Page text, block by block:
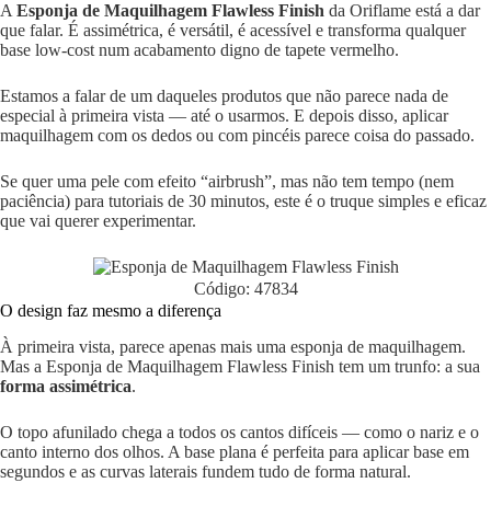
A Esponja de Maquilhagem Flawless Finish da Oriflame está a dar
que falar. É assimétrica, é versátil, é acessível e transforma qualquer
base low-cost num acabamento digno de tapete vermelho.
Estamos a falar de um daqueles produtos que não parece nada de
especial à primeira vista — até o usarmos. E depois disso, aplicar
maquilhagem com os dedos ou com pincéis parece coisa do passado.
Se quer uma pele com efeito “airbrush”, mas não tem tempo (nem
paciência) para tutoriais de 30 minutos, este é o truque simples e eficaz
que vai querer experimentar.
Código: 47834
O design faz mesmo a diferença
À primeira vista, parece apenas mais uma esponja de maquilhagem.
Mas a Esponja de Maquilhagem Flawless Finish tem um trunfo: a sua
forma assimétrica.
O topo afunilado chega a todos os cantos difíceis — como o nariz e o
canto interno dos olhos. A base plana é perfeita para aplicar base em
segundos e as curvas laterais fundem tudo de forma natural.